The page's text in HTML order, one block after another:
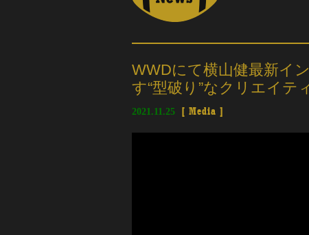
WWDにて横山健最新イ
す“型破り”なクリエイテ
2021.11.25 [ Media ]